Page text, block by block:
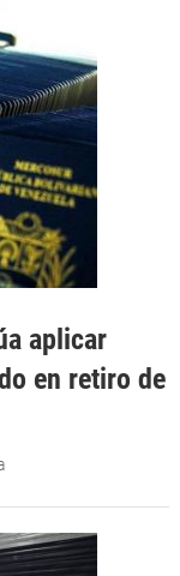
aplicar
en retiro de